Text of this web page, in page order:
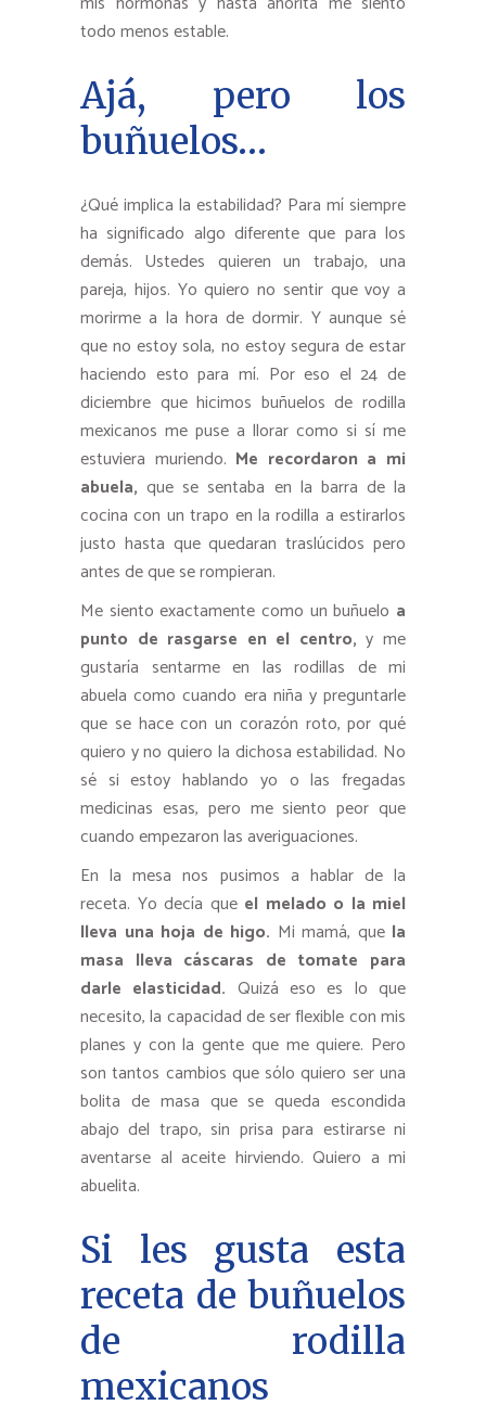
todo menos estable.
Ajá, pero los
buñuelos…
¿Qué implica la estabilidad? Para mí siempre
ha significado algo diferente que para los
demás. Ustedes quieren un trabajo, una
pareja, hijos. Yo quiero no sentir que voy a
morirme a la hora de dormir. Y aunque sé
que no estoy sola, no estoy segura de estar
haciendo esto para mí. Por eso el 24 de
diciembre que hicimos buñuelos de rodilla
mexicanos me puse a llorar como si sí me
estuviera muriendo. Me recordaron a mi
abuela, que se sentaba en la barra de la
cocina con un trapo en la rodilla a estirarlos
justo hasta que quedaran traslúcidos pero
antes de que se rompieran.
Me siento exactamente como un buñuelo a
punto de rasgarse en el centro, y me
gustaría sentarme en las rodillas de mi
abuela como cuando era niña y preguntarle
que se hace con un corazón roto, por qué
quiero y no quiero la dichosa estabilidad. No
sé si estoy hablando yo o las fregadas
medicinas esas, pero me siento peor que
cuando empezaron las averiguaciones.
En la mesa nos pusimos a hablar de la
receta. Yo decía que el melado o la miel
lleva una hoja de higo. Mi mamá, que la
masa lleva cáscaras de tomate para
darle elasticidad. Quizá eso es lo que
necesito, la capacidad de ser flexible con mis
planes y con la gente que me quiere. Pero
son tantos cambios que sólo quiero ser una
bolita de masa que se queda escondida
abajo del trapo, sin prisa para estirarse ni
aventarse al aceite hirviendo. Quiero a mi
abuelita.
Si les gusta esta
receta de buñuelos
de rodilla
mexicanos